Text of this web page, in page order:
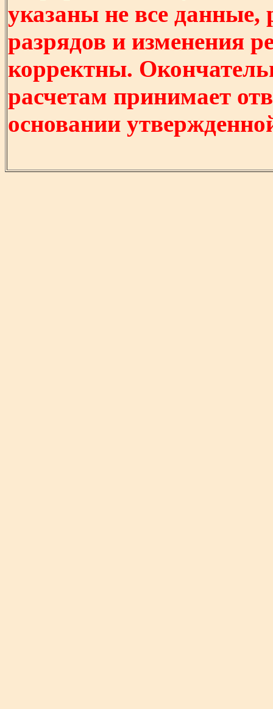
указаны не все
разрядов и изменения
корректны.
расчетам принимает
основании